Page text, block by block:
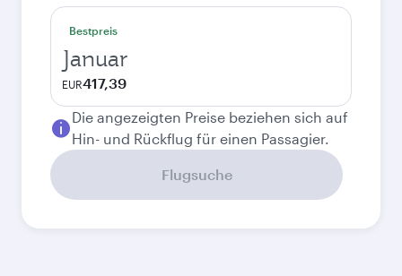
Bestpreis
Januar
EUR417,39
Die angezeigten Preise beziehen sich auf
Hin- und Rückflug für einen Passagier.
Flugsuche